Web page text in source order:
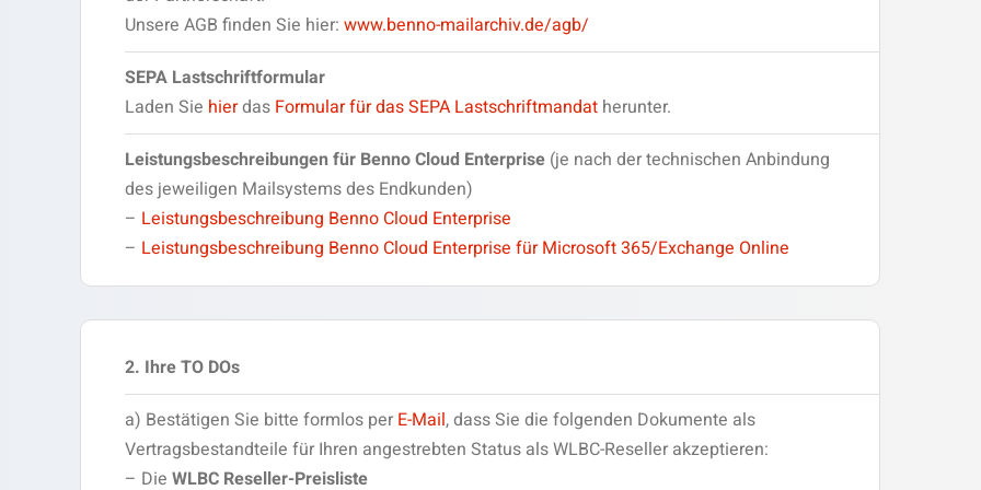
Unsere AGB finden Sie hier:www.benno-mailarchiv.de/agb/
SEPA Lastschriftformular
Laden Sie hierdas Formular für das SEPA Lastschriftmandat herunter.
Leistungsbeschreibungen für Benno Cloud Enterprise (je nach der technischen Anbindung
des jeweiligen Mailsystems des Endkunden)
– Leistungsbeschreibung Benno Cloud Enterprise
– Leistungsbeschreibung Benno Cloud Enterprise für Microsoft 365/Exchange Online
2. Ihre TO DOs
a) Bestätigen Sie bitte formlos per E-Mail, dass Sie die folgenden Dokumente als
Vertragsbestandteile für Ihren angestrebten Status als WLBC-Reseller akzeptieren:
– DieWLBC Reseller-Preisliste